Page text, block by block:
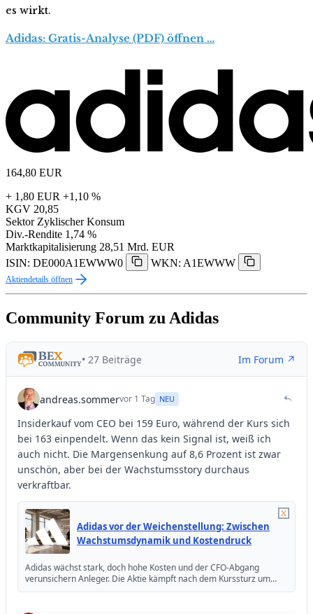
es wirkt.
Adidas: Gratis-Analyse (PDF) öffnen …
164,80 EUR
+ 1,80 EUR +1,10 %
KGV 20,85
Sektor Zyklischer Konsum
Div.-Rendite 1,74 %
Marktkapitalisierung 28,51 Mrd. EUR
ISIN: DE000A1EWWW0
WKN: A1EWWW
Aktiendetails öffnen
Community Forum zu Adidas